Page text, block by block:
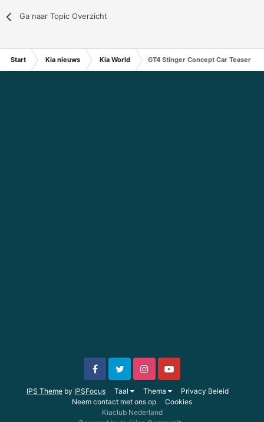
Ga naar Topic Overzicht
Start Kia nieuws Kia World GT4 Stinger Concept Car Teaser
IPS Theme by IPSFocus Taal Thema
Privacy Beleid
Neem contact met ons op
Cookies
Kiaclub Nederland